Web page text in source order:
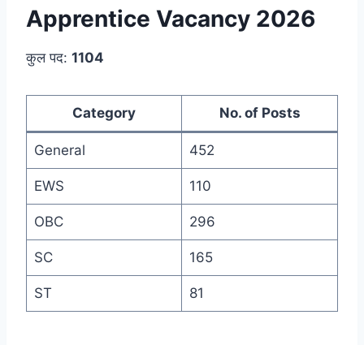
Apprentice Vacancy 2026
कुल पद: 1104
Category No. of Posts
General 452
EWS 110
OBC 296
SC 165
ST 81